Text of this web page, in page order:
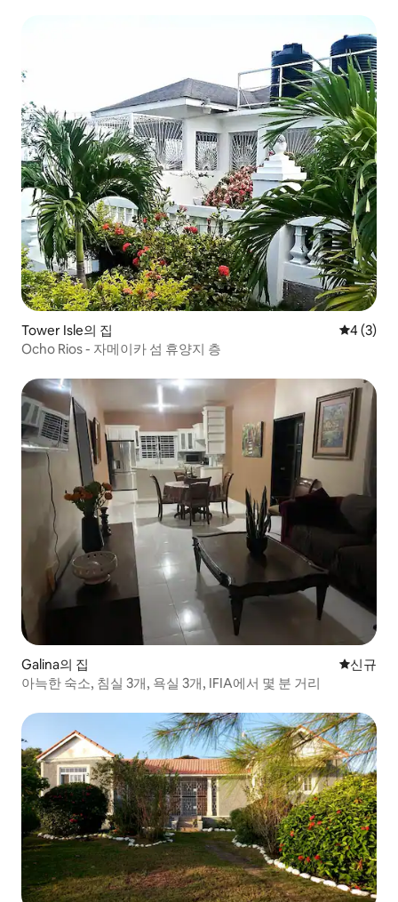
Tower Isle의 집 평점 4점
4 (3)
Ocho Rios - 자메이카 섬 휴양지 층
Galina의 집 신규 숙소
신규
아늑한 숙소, 침실 3개, 욕실 3개, IFIA에서 몇 분 거리